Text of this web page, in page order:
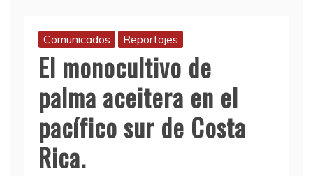
Comunicados Reportajes
El monocultivo de
palma aceitera en el
pacífico sur de Costa
Rica.